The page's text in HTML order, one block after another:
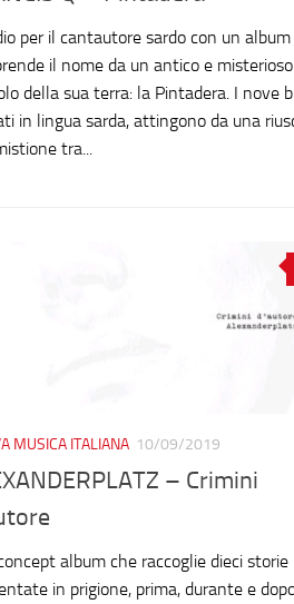
per il cantautore sardo con un album
il nome da un antico e misterioso
della sua terra: la Pintadera. I nove
in lingua sarda, attingono da una
tra...
MUSICA ITALIANA 10/09/2019
– Crimini
album che raccoglie dieci storie
in prigione, prima, durante e